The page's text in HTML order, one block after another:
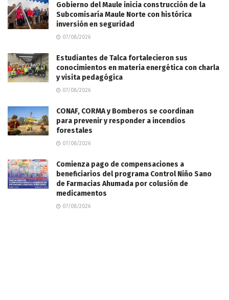
Gobierno del Maule inicia construcción de la
Subcomisaría Maule Norte con histórica
inversión en seguridad
07/08/2026
Estudiantes de Talca fortalecieron sus
conocimientos en materia energética con charla
y visita pedagógica
07/08/2026
CONAF, CORMA y Bomberos se coordinan
para prevenir y responder a incendios
forestales
07/08/2026
Comienza pago de compensaciones a
beneficiarios del programa Control Niño Sano
de Farmacias Ahumada por colusión de
medicamentos
07/08/2026